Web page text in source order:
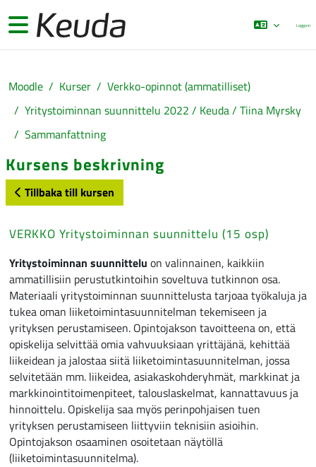
Sidopanel Logga in
Moodle Kurser
Verkko-opinnot (ammatilliset)
Yritystoiminnan suunnittelu 2022 / Keuda / Tiina Myrsky
Sammanfattning
Kursens beskrivning
Tillbaka till kursen
VERKKO Yritystoiminnan suunnittelu (15 osp)
Yritystoiminnan suunnittelu on valinnainen, kaikkiin
ammatillisiin perustutkintoihin soveltuva tutkinnon osa.
Materiaali yritystoiminnan suunnittelusta tarjoaa työkaluja ja
tukea oman liiketoimintasuunnitelman tekemiseen ja
yrityksen perustamiseen. Opintojakson tavoitteena on, että
opiskelija selvittää omia vahvuuksiaan yrittäjänä, kehittää
liikeidean ja jalostaa siitä liiketoimintasuunnitelman, jossa
selvitetään mm. liikeidea, asiakaskohderyhmät, markkinat ja
markkinointitoimenpiteet, talouslaskelmat, kannattavuus ja
hinnoittelu. Opiskelija saa myös perinpohjaisen tuen
yrityksen perustamiseen liittyviin teknisiin asioihin.
Opintojakson osaaminen osoitetaan näytöllä
(liiketoimintasuunnitelma).